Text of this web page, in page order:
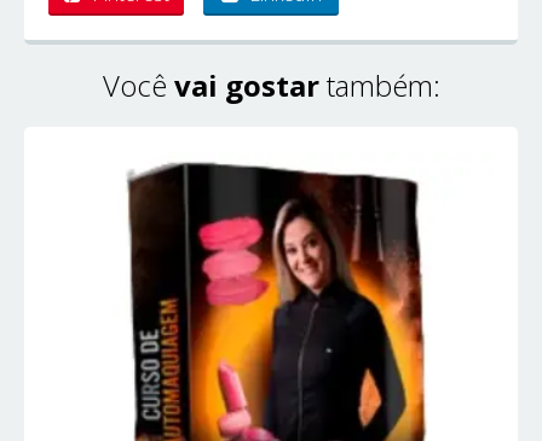
Você vai gostartambém: